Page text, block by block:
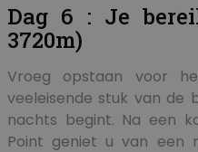
Dag 6 : Je
3720m)
Vroeg opstaan voor
veeleisende stuk van de
nachts begint. Na een
Point geniet u van een